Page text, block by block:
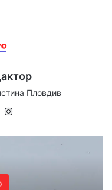
Пловдив
YouTube